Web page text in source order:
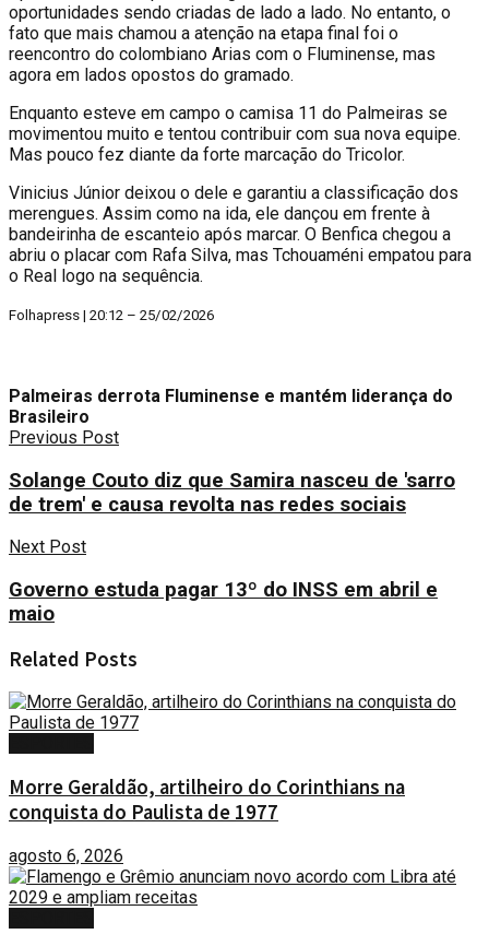
oportunidades sendo criadas de lado a lado. No entanto, o
fato que mais chamou a atenção na etapa final foi o
reencontro do colombiano Arias com o Fluminense, mas
agora em lados opostos do gramado.
Enquanto esteve em campo o camisa 11 do Palmeiras se
movimentou muito e tentou contribuir com sua nova equipe.
Mas pouco fez diante da forte marcação do Tricolor.
Vinicius Júnior deixou o dele e garantiu a classificação dos
merengues. Assim como na ida, ele dançou em frente à
bandeirinha de escanteio após marcar. O Benfica chegou a
abriu o placar com Rafa Silva, mas Tchouaméni empatou para
o Real logo na sequência.
Folhapress | 20:12 – 25/02/2026
Palmeiras derrota Fluminense e mantém liderança do
Brasileiro
Previous Post
Solange Couto diz que Samira nasceu de 'sarro
de trem' e causa revolta nas redes sociais
Next Post
Governo estuda pagar 13º do INSS em abril e
maio
Related Posts
Morre Geraldão, artilheiro do Corinthians na
conquista do Paulista de 1977
agosto 6, 2026